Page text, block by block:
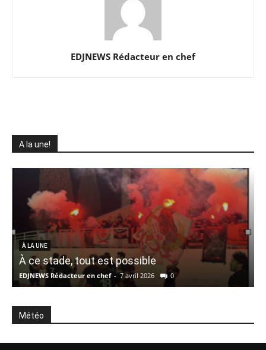
EDJNEWS Rédacteur en chef
A la une!
À LA UNE
À ce stade, tout est possible
EDJNEWS Rédacteur en chef - 7 avril 2026 0
Météo